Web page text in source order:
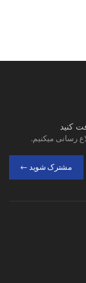
کنید
رسانی میکنیم.
مشترک شوید